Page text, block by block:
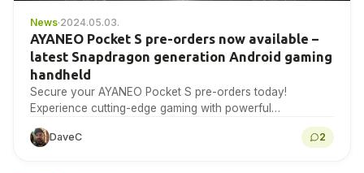
News·2024.05.03.
AYANEO Pocket S pre-orders now available –
latest Snapdragon generation Android gaming
handheld
Secure your AYANEO Pocket S pre-orders today!
Experience cutting-edge gaming with powerful
performance in a compact design. Don't miss out—order
now!DaveC 2